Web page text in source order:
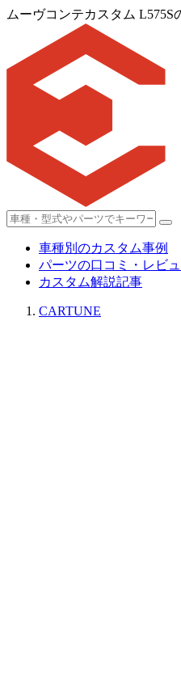
ムーヴコンテカスタム
車種別のカスタム事例
パーツの口コミ・レビ
カスタム解説記事
CARTUNE